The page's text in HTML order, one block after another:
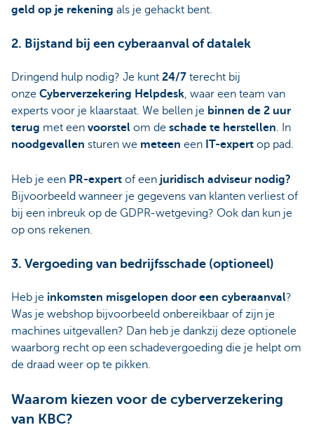
geld op je rekening als je gehackt bent.
2. Bijstand bij een cyberaanval of datalek
Dringend hulp nodig? Je kunt 24/7 terecht bij
onze Cyberverzekering Helpdesk, waar een team van
experts voor je klaarstaat. We bellen je binnen de 2 uur
terug met een voorstel om de schade te herstellen. In
noodgevallen sturen we meteen een IT-expert op pad.
Heb je een PR-expert of een juridisch adviseur nodig?
Bijvoorbeeld wanneer je gegevens van klanten verliest of
bij een inbreuk op de GDPR-wetgeving? Ook dan kun je
op ons rekenen.
3. Vergoeding van bedrijfsschade (optioneel)
Heb je inkomsten misgelopen door een cyberaanval?
Was je webshop bijvoorbeeld onbereikbaar of zijn je
machines uitgevallen? Dan heb je dankzij deze optionele
waarborg recht op een schadevergoeding die je helpt om
de draad weer op te pikken.
Waarom kiezen voor de cyberverzekering
van KBC?